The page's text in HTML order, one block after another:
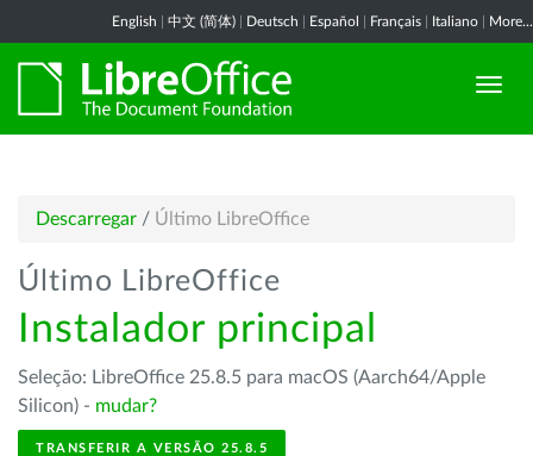
English 中文 (简体) Deutsch Español Français Italiano More...
Descarregar / Último LibreOffice
Último LibreOffice
Instalador principal
Seleção: LibreOffice 25.8.5 para macOS (Aarch64/Apple
Silicon) - mudar?
TRANSFERIR A VERSÃO 25.8.5